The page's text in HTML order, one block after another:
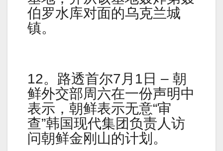
伯罗水库对面的乌克兰城
镇。
12。路透首尔7月1日 – 朝
鲜外交部周六在一份声明中
表示，朝鲜表示无意“审
查”韩国现代集团负责人访
问朝鲜金刚山的计划。